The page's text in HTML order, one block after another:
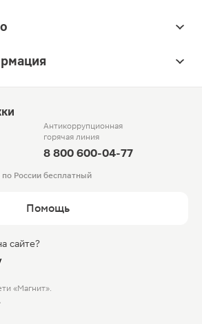
Антикоррупционная
горячая линия
8 800 600-04-77
России бесплатный
Помощь
сайте?
«Магнит».